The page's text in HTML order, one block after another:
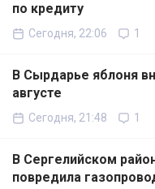
по кредиту
Сегодня, 22:06 1
В Сырдарье яблоня
августе
Сегодня, 21:48 1
В Сергелийском
повредила